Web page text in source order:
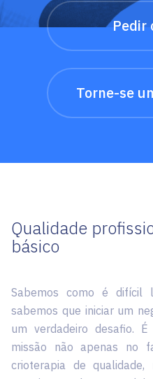
Pedir
Torne-se
Qualidade
básico
Sabemos como é difícil
sabemos que iniciar um
um verdadeiro desafio.
missão não apenas no
crioterapia de